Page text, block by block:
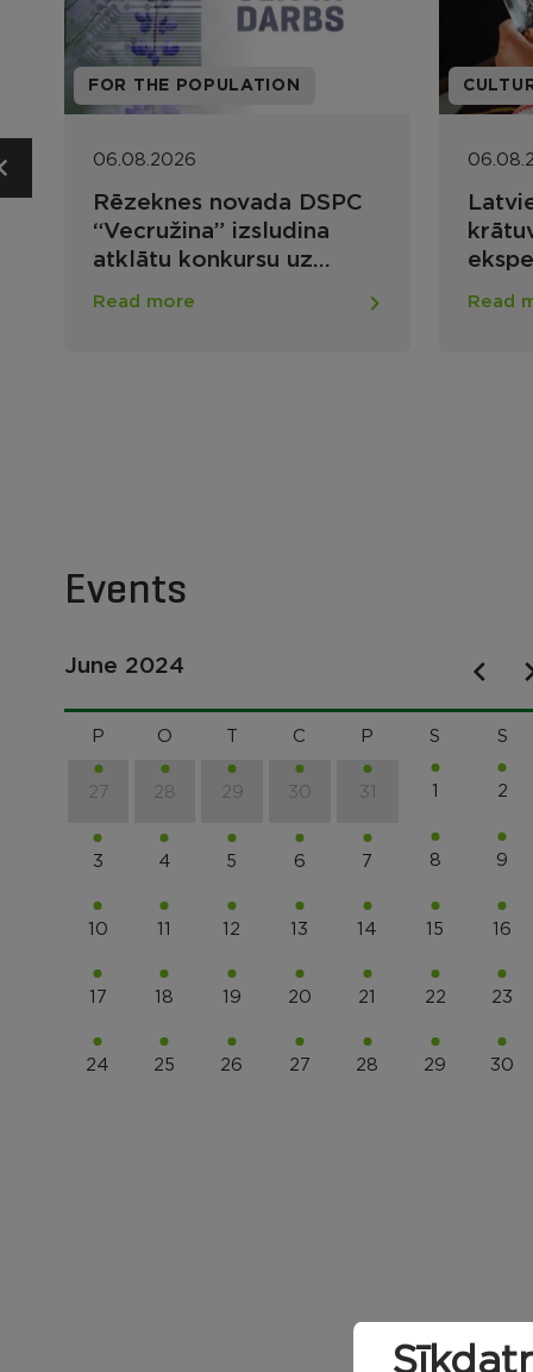
CULTURE
06.08.2026
Latviešu folkloras
krātuves 57. zinātniskā
ekspedīcija Nautrānu
kultūrtelpā: meklējumi un
Read more
FOR
Read
Events
June 2024
P O C P S S
27 28 29 30 31 1 2
3 4 5 6 7 8 9
10 11 12 13 14 15 16
17 18 19 20 21 22 23
24 25 26 27 28 29 30